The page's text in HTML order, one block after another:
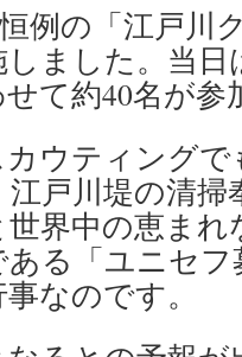
例の「江戸川
ました。当
て約40名が参
カウティング
戸川堤の清掃
界中の恵ま
る「ユニセ
なのです。